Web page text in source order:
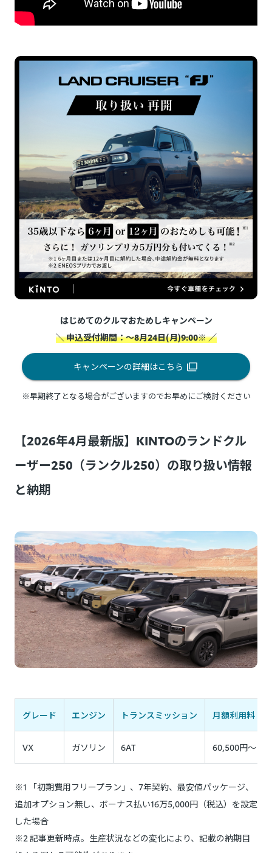
はじめてのクルマおためしキャンペーン
＼ 申込受付期間：～8月24日(月)9:00※ ／
キャンペーンの詳細はこちら
※早期終了となる場合がございますのでお早めにご検討ください
【2026年4月最新版】KINTOのランドクル
ーザー250（ランクル250）の取り扱い情報
と納期
グレード エンジン トランスミッション 月額利用料（
VX ガソリン 6AT 60,500円〜
※1 「初期費用フリープラン」、7年契約、最安値パッケージ、
追加オプション無し、ボーナス払い16万5,000円（税込）を設定
した場合
※2 記事更新時点。生産状況などの変化により、記載の納期目